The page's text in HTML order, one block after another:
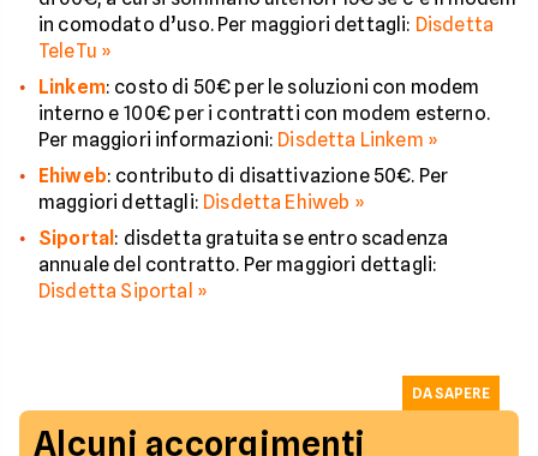
in comodato d’uso. Per maggiori dettagli: Disdetta
TeleTu »
Linkem: costo di 50€ per le soluzioni con modem
interno e 100€ per i contratti con modem esterno.
Per maggiori informazioni: Disdetta Linkem »
Ehiweb: contributo di disattivazione 50€. Per
maggiori dettagli: Disdetta Ehiweb »
Siportal : disdetta gratuita se entro scadenza
annuale del contratto. Per maggiori dettagli:
Disdetta Siportal »
Alcuni accorgimenti
DA SAPERE